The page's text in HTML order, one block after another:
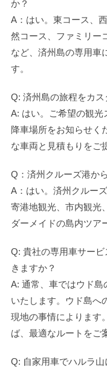
か？
A：はい。東コース、
然コース、ファミリー
など、済州島の専用車
す。
Q: 済州島の旅程をカ
A: はい。ご希望の観光
降車場所をお知らせく
な車両と見積もりをご
Q：済州クルーズ港か
A：はい。済州クルー
寄港地観光、市内観光
ダーメイドの島内ツア
Q: 貴社の専用車サー
きますか？
A: 通常、車ではウド島
いたします。ウド島へ
現地の事情によります
ば、最適なルートをご
Q: 自家用車でハルラ